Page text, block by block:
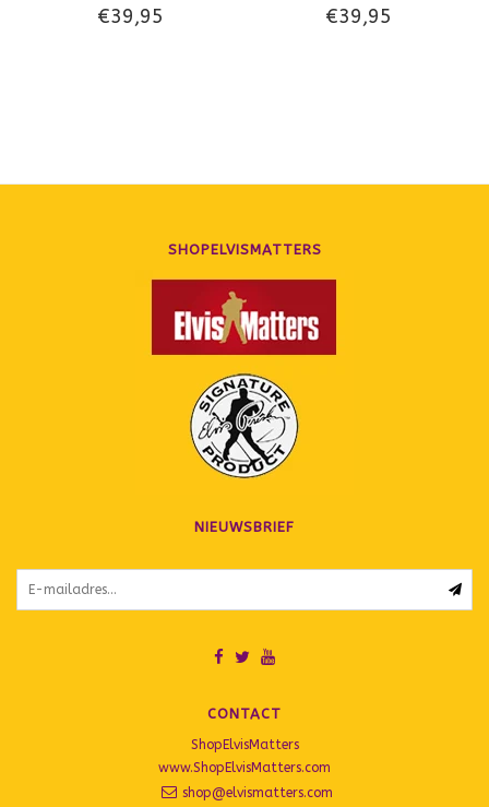
Legendary Generosity Of
€39,95 The World Lost Elvis Presley
€39,95
SHOPELVISMATTERS
NIEUWSBRIEF
CONTACT
ShopElvisMatters
www.ShopElvisMatters.com
shop@elvismatters.com